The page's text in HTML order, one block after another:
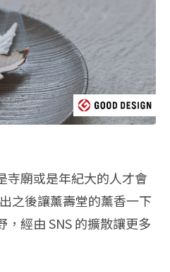
寺廟或是年紀大的人才會
之後讓薰壽堂的薰香一下
經由 SNS 的擴散讓更多